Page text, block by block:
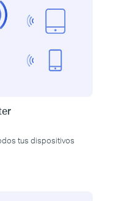
tus dispositivos